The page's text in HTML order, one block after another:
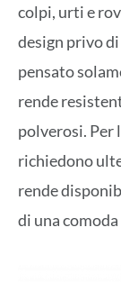
colpi, urti e
design privo
pensato
rende
polverosi. Per
richiedono
rende
di una